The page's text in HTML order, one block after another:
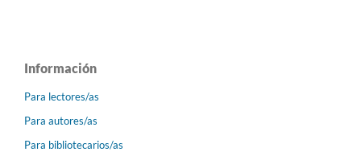
Información
Para lectores/as
Para autores/as
Para bibliotecarios/as